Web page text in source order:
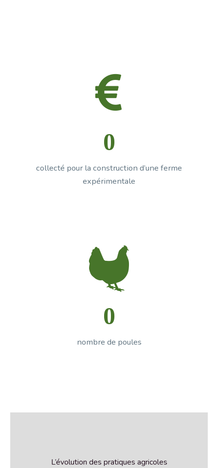


0
collecté pour la construction d’une ferme
expérimentale


0
nombre de poules
L’évolution des pratiques agricoles